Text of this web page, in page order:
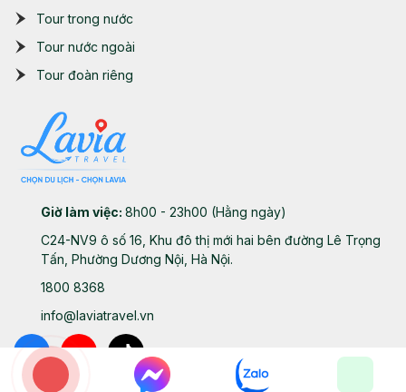
Giờ làm việc: 8h00 - 23h00 (Hằng ngày)
C24-NV9 ô số 16, Khu đô thị mới hai bên đường Lê Trọng
Tấn, Phường Dương Nội, Hà Nội.
1800 8368
info@laviatravel.vn
Giấy phép kinh doanh dịch vụ lữ hành quốc tế INTERNATIONAL
Tour trong nước
Tour nước ngoài
Tour đoàn riêng